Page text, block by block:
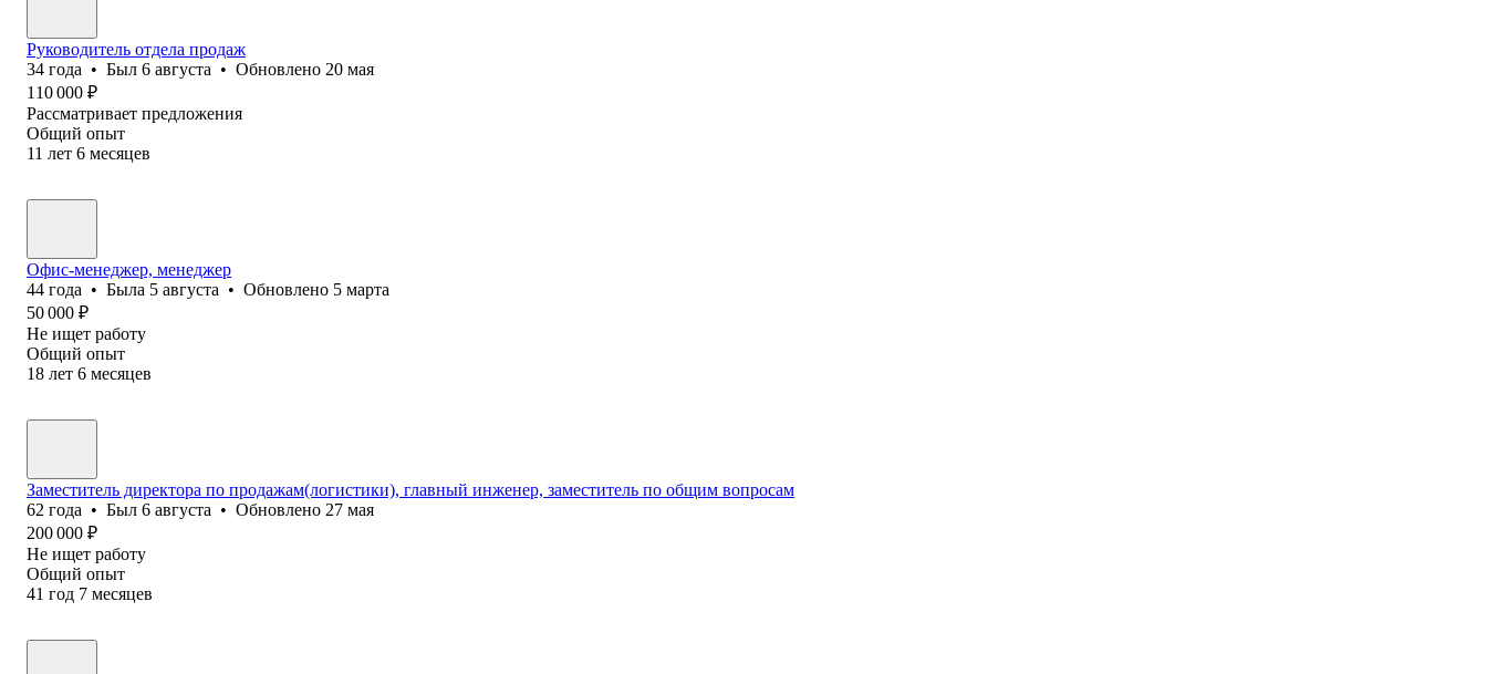
Руководитель отдела продаж
34 года • Был 6 августа • Обновлено 20 мая
110 000 ₽
Рассматривает предложения
Общий опыт
11 лет 6 месяцев
Офис-менеджер, менеджер
44 года • Была 5 августа • Обновлено 5 марта
50 000 ₽
Не ищет работу
Общий опыт
18 лет 6 месяцев
Заместитель директора по продажам(логистики), главный инженер, заместитель по общим вопросам
62 года • Был 6 августа • Обновлено 27 мая
200 000 ₽
Не ищет работу
Общий опыт
41 год 7 месяцев